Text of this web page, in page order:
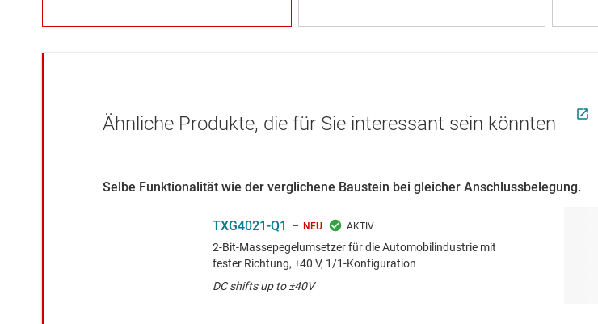
Ähnliche Produkte, die für Sie interessant sein könnten
Selbe Funktionalität wie der verglichene Baustein bei gleicher Anschlussbelegung.
NEU
TXG4021-Q1
2-Bit-Massepegelumsetzer für die Automobilindustrie mit
fester Richtung, ±40 V, 1/1-Konfiguration
DC shifts up to ±40V